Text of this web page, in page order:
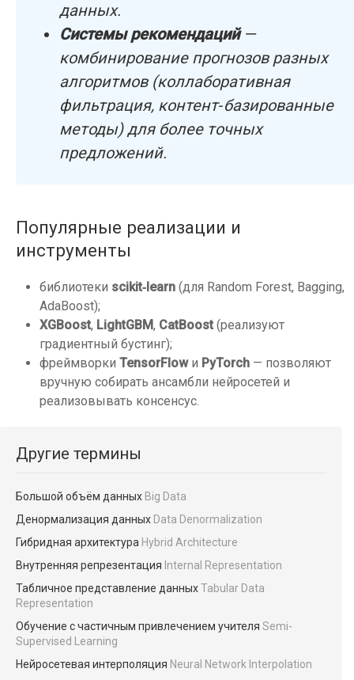
данных.
Системы рекомендаций—
комбинирование прогнозов разных
алгоритмов (коллаборативная
фильтрация, контент‑базированные
методы) для более точных
предложений.
Популярные реализации и
инструменты
библиотеки scikit‑learn (для Random Forest, Bagging,
AdaBoost);
XGBoost, LightGBM, CatBoost (реализуют
градиентный бустинг);
фреймворки TensorFlowи PyTorch — позволяют
вручную собирать ансамбли нейросетей и
реализовывать консенсус.
Другие термины
Большой объём данных Big Data
Денормализация данных Data Denormalization
Гибридная архитектура Hybrid Architecture
Внутренняя репрезентация Internal Representation
Табличное представление данныхTabular Data
Representation
Обучение с частичным привлечением учителя Semi-
Supervised Learning
Нейросетевая интерполяция Neural Network Interpolation